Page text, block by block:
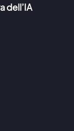
dell’IA